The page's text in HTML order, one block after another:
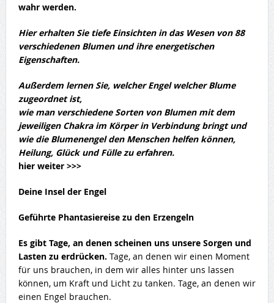
wahr werden.
Hier erhalten Sie tiefe Einsichten in das Wesen von 88
verschiedenen Blumen und ihre energetischen
Eigenschaften.
Außerdem lernen Sie, welcher Engel welcher Blume
zugeordnet ist,
wie man verschiedene Sorten von Blumen mit dem
jeweiligen Chakra im Körper in Verbindung bringt und
wie die Blumenengel den Menschen helfen können,
Heilung, Glück und Fülle zu erfahren.
hier weiter >>>
Deine Insel der Engel
Geführte Phantasiereise zu den Erzengeln
Es gibt Tage, an denen scheinen uns unsere Sorgen und
Lasten zu erdrücken. Tage, an denen wir einen Moment
für uns brauchen, in dem wir alles hinter uns lassen
können, um Kraft und Licht zu tanken. Tage, an denen wir
einen Engel brauchen.